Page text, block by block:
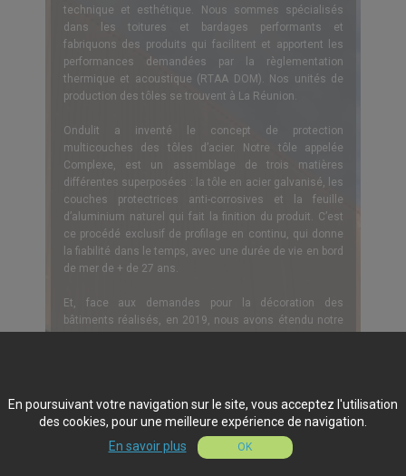
technique et esthétique. Nous sommes spécialisés
dans les toitures et bardages performants et
fabriquons des produits qui facilitent et apportent les
performances demandées par la règlementation
thermique et acoustique (RTAA DOM). Nos unités de
production des tôles se trouvent à La Réunion.
Ondulit a inventé le concept de protection
multicouches des tôles d’acier. Notre tôle appelée
Complexe, est un assemblage de trois matières
différentes superposées : la tôle en acier galvanisé, les
couches protectrices anti-corrosives et la feuille
d’aluminium naturel qui fait la finition du produit. C’est
ce procédé exclusif de profilage en continu, qui donne
la fiabilité dans le temps, avec une durée de vie en bord
de mer de + de 27 ans.
Et, face aux demandes pour la décoration des
bâtiments réalisés, en 2019, nous avons étendu notre
En poursuivant votre navigation sur le site, vous acceptez l'utilisation
des cookies, pour une meilleure expérience de navigation.
En savoir plus
OK